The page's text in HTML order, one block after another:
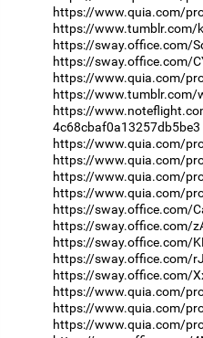
https://www.quia.com/
https://www.tumblr.com/
https://sway.office.com/
https://sway.office.com/
https://www.quia.com/
https://www.tumblr.com/
https://
4c68cbaf0a13257db5be3
https://www.quia.com/
https://www.quia.com/
https://www.quia.com/
https://www.quia.com/
https://sway.office.com/
https://sway.office.com/
https://sway.office.com/
https://sway.office.com/
https://sway.office.com/
https://www.quia.com/
https://www.quia.com/
https://www.quia.com/